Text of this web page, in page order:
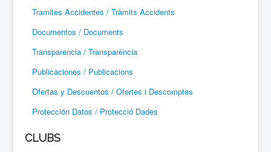
Tramites Accidentes / Tràmits Accidents
Documentos / Documents
Transparencia / Transparència
Publicaciones / Publicacions
Ofertas y Descuentos / Ofertes i Descomptes
Protección Datos / Protecció Dades
CLUBS